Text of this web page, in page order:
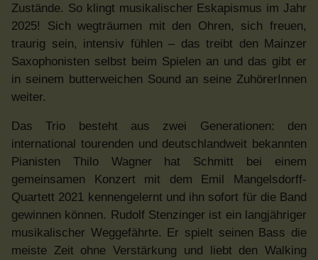
Zustände. So klingt musikalischer Eskapismus im Jahr
2025! Sich wegträumen mit den Ohren, sich freuen,
traurig sein, intensiv fühlen – das treibt den Mainzer
Saxophonisten selbst beim Spielen an und das gibt er
in seinem butterweichen Sound an seine ZuhörerInnen
weiter.
Das Trio besteht aus zwei Generationen: den
international tourenden und deutschlandweit bekannten
Pianisten Thilo Wagner hat Schmitt bei einem
gemeinsamen Konzert mit dem Emil Mangelsdorff-
Quartett 2021 kennengelernt und ihn sofort für die Band
gewinnen können. Rudolf Stenzinger ist ein langjähriger
musikalischer Weggefährte. Er spielt seinen Bass die
meiste Zeit ohne Verstärkung und liebt den Walking